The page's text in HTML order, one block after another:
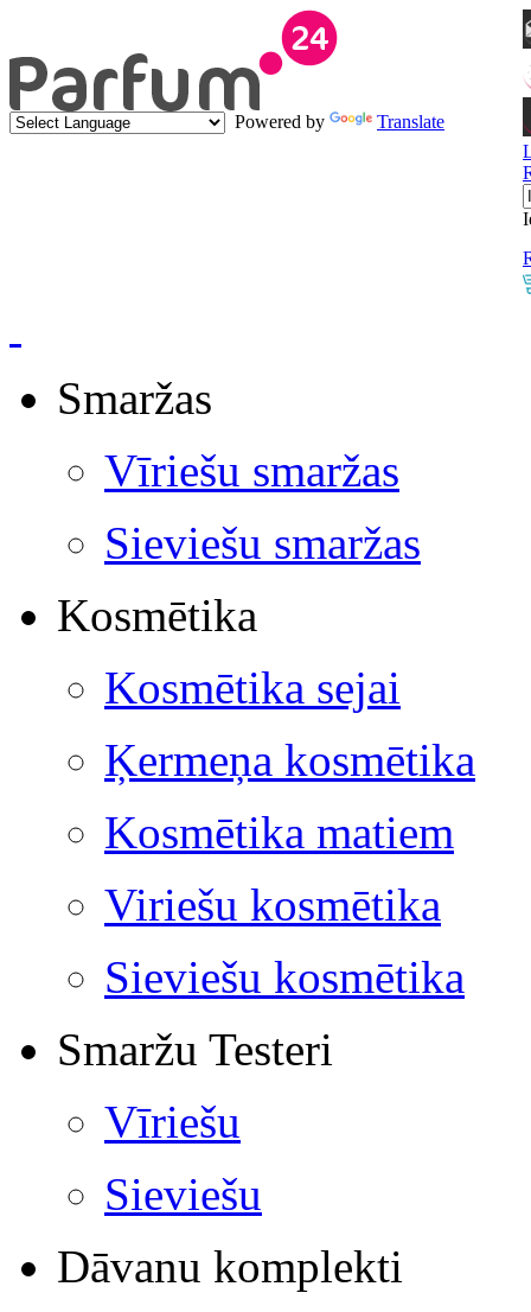
Powered by
Translate
Smaržas
Vīriešu smaržas
Sieviešu smaržas
Kosmētika
Kosmētika sejai
Ķermeņa kosmētika
Kosmētika matiem
Viriešu kosmētika
Sieviešu kosmētika
Smaržu Testeri
Vīriešu
Sieviešu
Dāvanu komplekti